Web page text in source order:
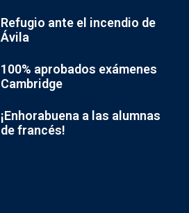
Refugio ante el incendio de
Ávila
100% aprobados exámenes
Cambridge
¡Enhorabuena a las alumnas
de francés!